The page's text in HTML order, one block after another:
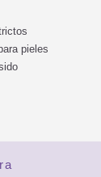
pieles